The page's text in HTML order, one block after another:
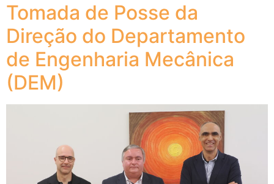
Tomada de Posse da
Direção do Departamento
de Engenharia Mecânica
(DEM)